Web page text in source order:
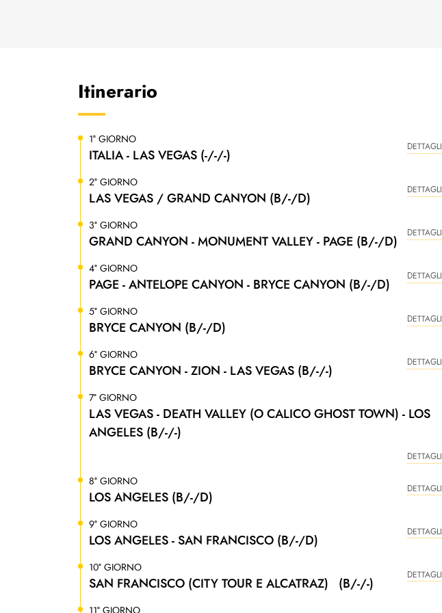
Itinerario
1° GIORNO
ITALIA - LAS VEGAS (-/-/-) DETTAGLI
2° GIORNO
LAS VEGAS / GRAND CANYON (B/-/D) DETTAGLI
3° GIORNO
GRAND CANYON - MONUMENT VALLEY - PAGE (B/-/D) DETTAGLI
4° GIORNO
PAGE - ANTELOPE CANYON - BRYCE CANYON (B/-/D) DETTAGLI
5° GIORNO
BRYCE CANYON (B/-/D) DETTAGLI
6° GIORNO
BRYCE CANYON - ZION - LAS VEGAS (B/-/-) DETTAGLI
7° GIORNO
LAS VEGAS - DEATH VALLEY (O CALICO GHOST TOWN) - LOS
ANGELES (B/-/-)
DETTAGLI
8° GIORNO
LOS ANGELES (B/-/D) DETTAGLI
9° GIORNO
LOS ANGELES - SAN FRANCISCO (B/-/D) DETTAGLI
10° GIORNO
SAN FRANCISCO (CITY TOUR E ALCATRAZ) (B/-/-) DETTAGLI
11° GIORNO